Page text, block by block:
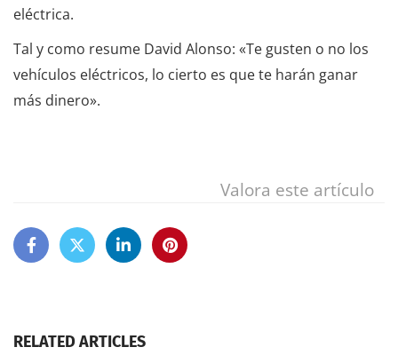
eléctrica.
Tal y como resume David Alonso: «Te gusten o no los
vehículos eléctricos, lo cierto es que te harán ganar
más dinero».
Valora este artículo
RELATED ARTICLES